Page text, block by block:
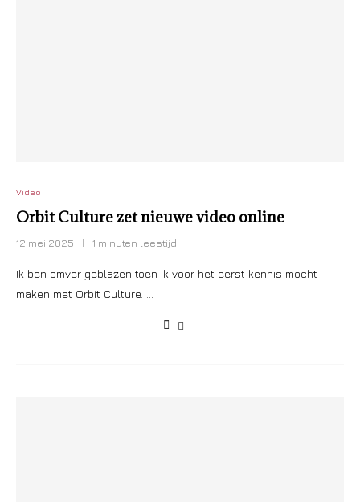
Video
Orbit Culture zet nieuwe video online
12 mei 2025 1 minuten leestijd
Ik ben omver geblazen toen ik voor het eerst kennis mocht
maken met Orbit Culture. …